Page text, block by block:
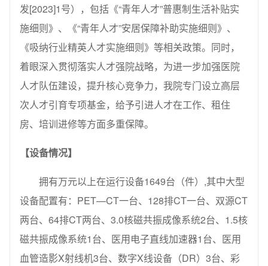
发[2023]1号），包括《“青年人才”普惠制生活补贴实
施细则》、《“青年人才”安居保障补助实施细则》、
《吸纳行业精英人才实施细则》等相关政策。同时，
着眼深入贯彻落实人才强院战略，为进一步加强医院
人才队伍建设，提升核心竞争力，我院专门设立高层
次人才引育专项基金，给予引进人才在工作、租住
房、培训进修等方面多重保障。
【设备情况】
拥有万元以上在运行设备1649台（件）,其中大型
设备配置有：PET—CT一台、128排CT一台、双源CT
两台、64排CT两台、3.0核磁共振成像系统2台、1.5核
磁共振成像系统1台、医用电子直线加速器1台、医用
血管造影X射线机3台、数字X线设备（DR）3台、彩